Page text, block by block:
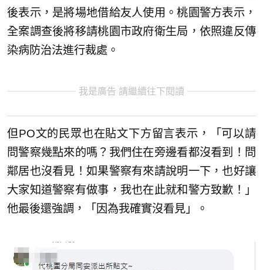
後表示，是將場地借給友人使用。桃園警方表示，
全案調查後將移請桃園市政府衛生局，依照違反傳
染病防治法進行裁處。
我是廣告 請繼續往下閱讀
但PO文的民眾也在貼文下方留言表示，「可以請
問警察幾點來的嗎？我們住在旁邊看都沒看到！問
鄰居也沒看見！如果警察有來請說明一下，也好讓
大家知道警察有做事，我也在此就和警方致歉！」
他最後還強調，「因為我確實沒看見」。